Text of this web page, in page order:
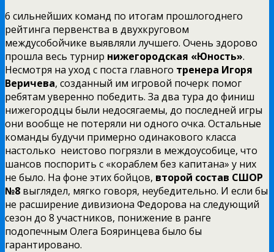
6 сильнейших команд по итогам прошлогоднего
рейтинга первенства в двухкруговом
междусобойчике выявляли лучшего. Очень здорово
прошла весь турнир нижегородская «Юность».
Несмотря на уход с поста главного тренера Игоря
Веричева, созданный им игровой почерк помог
ребятам уверенно победить. За два тура до финиш
нижегородцы были недосягаемы, до последней игры
они вообще не потеряли ни одного очка. Остальные
команды будучи примерно одинакового класса
настолько неистово погрязли в междоусобице, что
шансов поспорить с «кораблем без капитана» у них
не было. На фоне этих бойцов, второй состав СШОР
№8 выглядел, мягко говоря, неубедительно. И если бы
не расширение дивизиона Федорова на следующий
сезон до 8 участников, понижение в ранге
подопечным Олега Бояринцева было бы
гарантировано.